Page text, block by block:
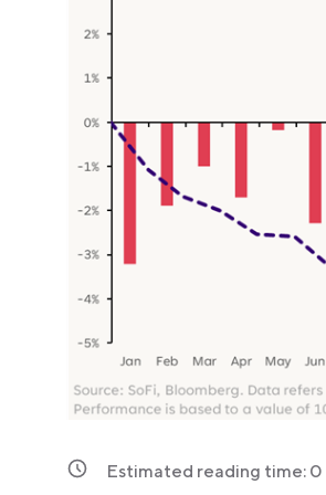
Estimated reading time: 0